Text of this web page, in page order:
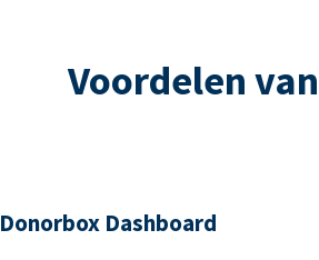
Voordelen
Donorbox Dashboard